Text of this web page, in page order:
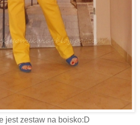
jest zestaw na boisko:D